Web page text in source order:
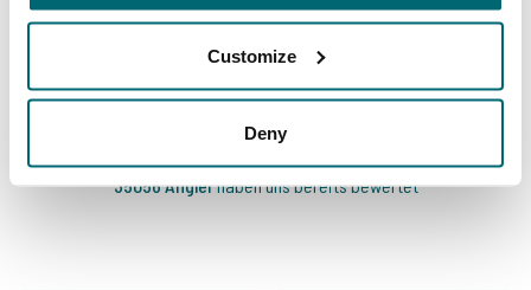
Customize
Deny
Darum buchen Sie bei The
Carp Specialist
35056 Anglerhaben uns bereits bewertet